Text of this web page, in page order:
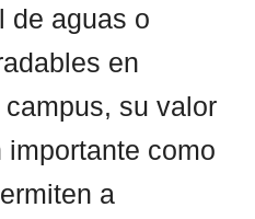
de aguas o
en
su valor
como
a